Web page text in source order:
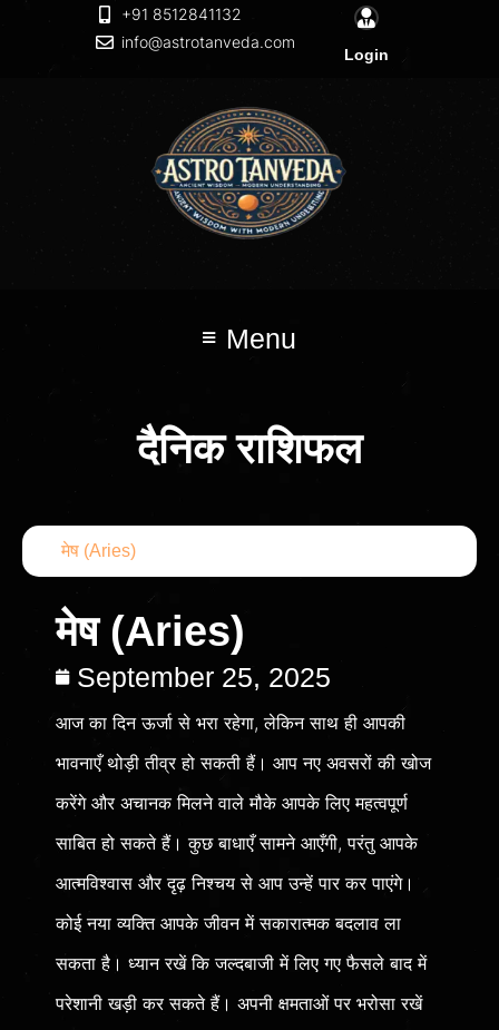
+91 8512841132
info@astrotanveda.com
Login
Menu
दैनिक राशिफल
मेष (Aries)
मेष (Aries)
September 25, 2025
आज का दिन ऊर्जा से भरा रहेगा, लेकिन साथ ही आपकी
भावनाएँ थोड़ी तीव्र हो सकती हैं। आप नए अवसरों की खोज
करेंगे और अचानक मिलने वाले मौके आपके लिए महत्वपूर्ण
साबित हो सकते हैं। कुछ बाधाएँ सामने आएँगी, परंतु आपके
आत्मविश्वास और दृढ़ निश्चय से आप उन्हें पार कर पाएंगे।
कोई नया व्यक्ति आपके जीवन में सकारात्मक बदलाव ला
सकता है। ध्यान रखें कि जल्दबाजी में लिए गए फैसले बाद में
परेशानी खड़ी कर सकते हैं। अपनी क्षमताओं पर भरोसा रखें